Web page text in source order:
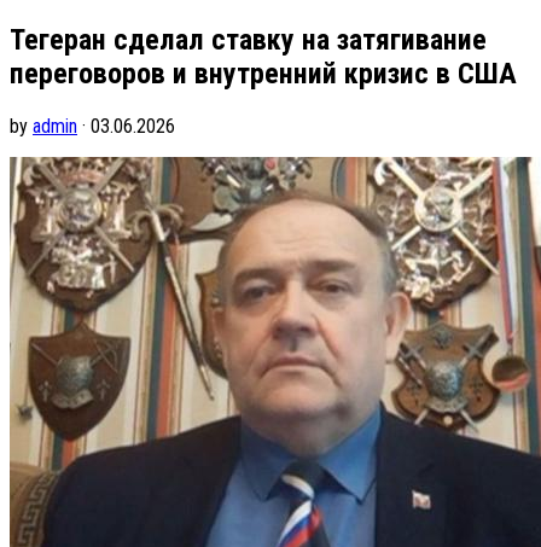
Тегеран сделал ставку на затягивание
переговоров и внутренний кризис в США
by admin · 03.06.2026